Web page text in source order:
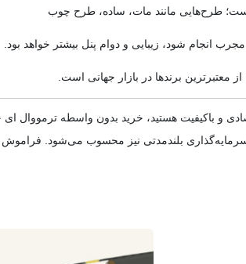
طرح‌هایی مانند مات، ساده، طرح چوب
انجام شود، زیبایی و دوام پنل بیشتر خواهد بود.
معتبرترین برندها در بازار جهانی است.
و باکیفیت هستید، خرید بدون واسطه
بلندمدتی نیز محسوب می‌شود.